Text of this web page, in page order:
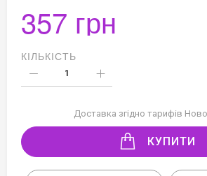
357 грн
КІЛЬКІСТЬ
Доставка згідно тарифів
КУПИТИ